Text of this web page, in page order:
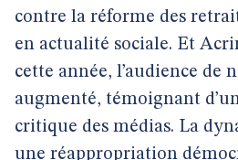
contre la réforme des
en actualité sociale. Et
cette année, l’audience de
augmenté, témoignant
critique des médias. La
une réappropriation